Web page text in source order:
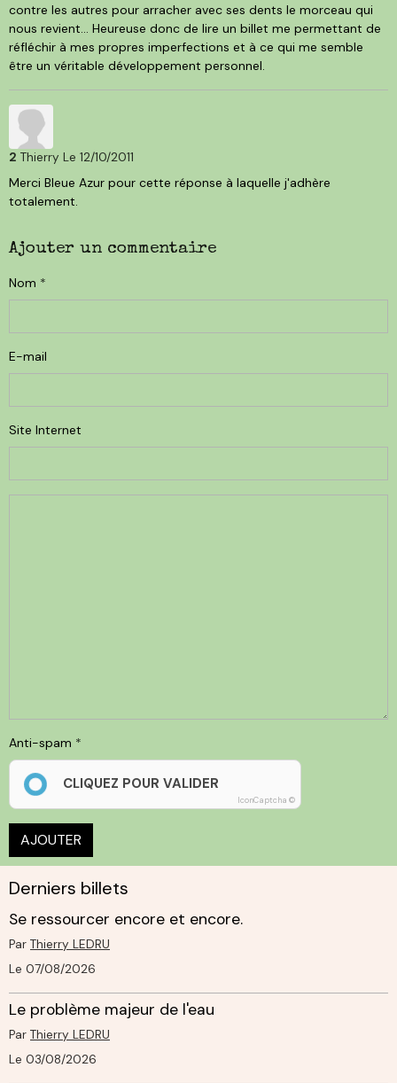
contre les autres pour arracher avec ses dents le morceau qui
nous revient... Heureuse donc de lire un billet me permettant de
réfléchir à mes propres imperfections et à ce qui me semble
être un véritable développement personnel.
2 Thierry Le 12/10/2011
Merci Bleue Azur pour cette réponse à laquelle j'adhère
totalement.
Ajouter un commentaire
Nom
E-mail
Site Internet
Anti-spam
CLIQUEZ POUR VALIDER
IconCaptcha ©
AJOUTER
Derniers billets
Se ressourcer encore et encore.
Par Thierry LEDRU
Le 07/08/2026
Le problème majeur de l'eau
Par Thierry LEDRU
Le 03/08/2026